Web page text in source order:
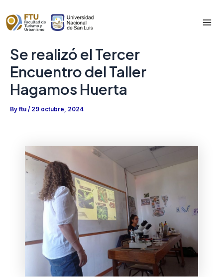
to
content
Se realizó el Tercer
Encuentro del Taller
Hagamos Huerta
Byftu / 29 octubre, 2024